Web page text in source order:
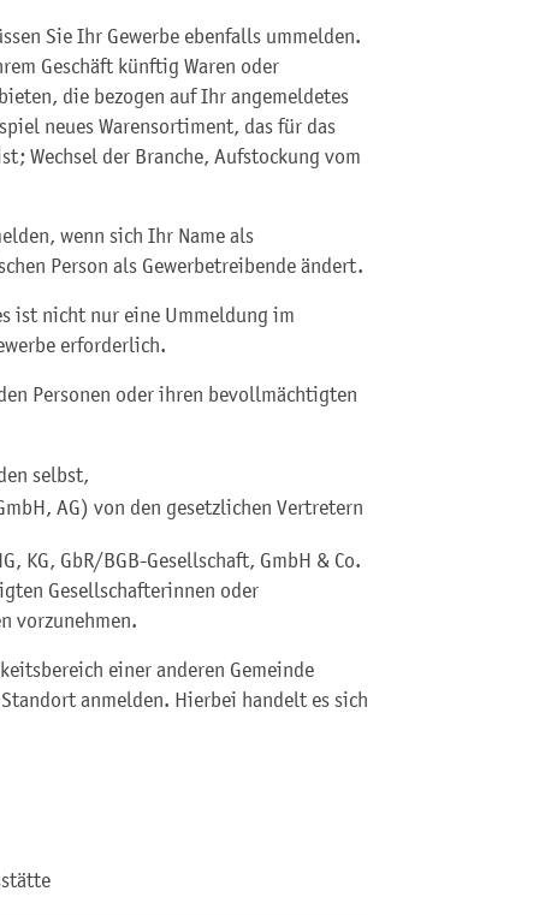
Sie Ihr Gewerbe ebenfalls ummelden.
Geschäft künftig Waren oder
die bezogen auf Ihr angemeldetes
neues Warensortiment, das für das
Wechsel der Branche, Aufstockung vom
wenn sich Ihr Name als
Person als Gewerbetreibende ändert.
ist nicht nur eine Ummeldung im
erforderlich.
Personen oder ihren bevollmächtigten
selbst,
AG) von den gesetzlichen Vertretern
KG, GbR/BGB-Gesellschaft, GmbH & Co.
Gesellschafterinnen oder
vorzunehmen.
einer anderen Gemeinde
anmelden. Hierbei handelt es sich